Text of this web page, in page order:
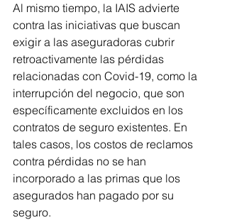
Al mismo tiempo, la IAIS advierte
contra las iniciativas que buscan
exigir a las aseguradoras cubrir
retroactivamente las pérdidas
relacionadas con Covid-19, como la
interrupción del negocio, que son
específicamente excluidos en los
contratos de seguro existentes. En
tales casos, los costos de reclamos
contra pérdidas no se han
incorporado a las primas que los
asegurados han pagado por su
seguro.